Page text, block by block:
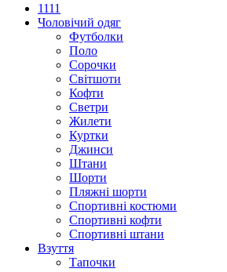
1111
Чоловічий одяг
Футболки
Поло
Сорочки
Світшоти
Кофти
Светри
Жилети
Куртки
Джинси
Штани
Шорти
Пляжні шорти
Спортивні костюми
Спортивні кофти
Спортивні штани
Взуття
Тапочки